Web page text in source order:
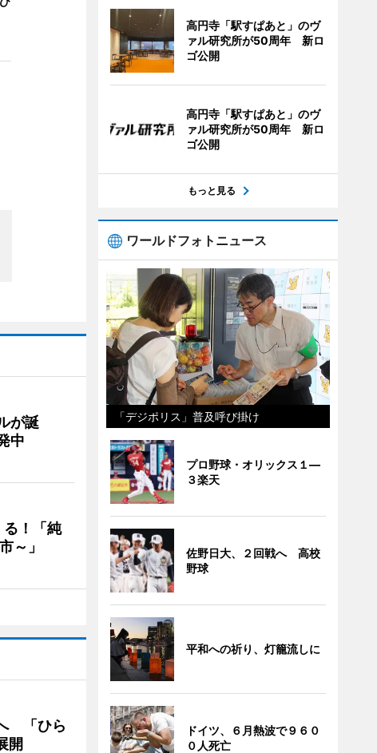
が誕
中
！「純
～」
「ひら
開
高円寺「駅すぱあと」のヴ
ァル研究所が50周年 新ロ
ゴ公開
高円寺「駅すぱあと」のヴ
ァル研究所が50周年 新ロ
ゴ公開
もっと見る
ワールドフォトニュース
「デジポリス」普及呼び掛け
プロ野球・オリックス１―
３楽天
佐野日大、２回戦へ 高校
野球
平和への祈り、灯籠流しに
ドイツ、６月熱波で９６０
０人死亡